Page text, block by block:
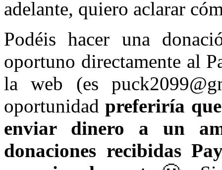
adelante, quiero aclarar
Podéis hacer una
oportuno directamente al
la web (es
oportunidadpreferiría
enviar dinero a un
donaciones recibidas